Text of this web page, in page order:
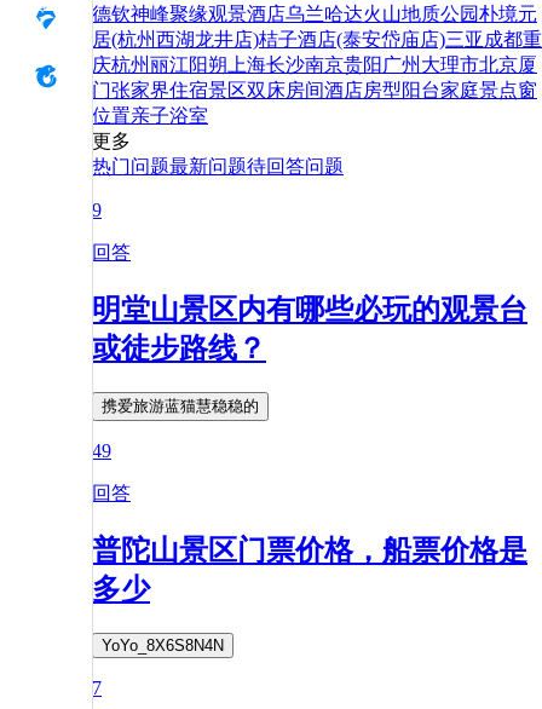
德钦神峰聚缘观景酒店乌兰哈达火山地质公园朴境元
居(杭州西湖龙井店)桔子酒店(泰安岱庙店)三亚 成都重
庆杭州丽江阳朔 上海长沙南京贵阳 广州 大理市北京厦
门张家界住宿景区双床房间酒店房型阳台家庭景点窗
位置亲子浴室
更多
热门问题最新问题待回答问题
9
回答
明堂山景区内有哪些必玩的观景台
或徒步路线？
携爱旅游蓝猫慧稳稳的
49
回答
普陀山景区门票价格，船票价格是
多少
YoYo_8X6S8N4N
7